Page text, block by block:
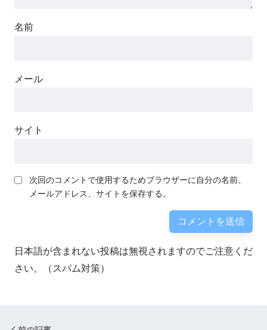
名前
メール
サイト
次回のコメントで使用するためブラウザーに自分の名前、
メールアドレス、サイトを保存する。
日本語が含まれない投稿は無視されますのでご注意くだ
さい。（スパム対策）